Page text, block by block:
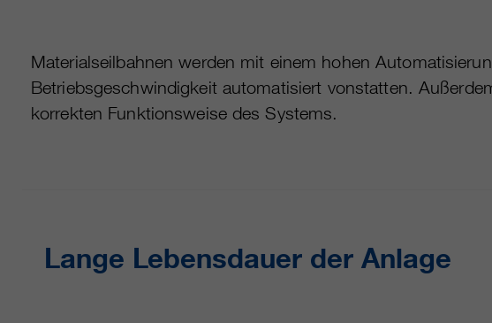
Materialseilbahnen werden mit einem hohen
Betriebsgeschwindigkeit automatisiert vonstatten.
korrekten Funktionsweise des Systems.
Lange Lebensdauer der Anlage